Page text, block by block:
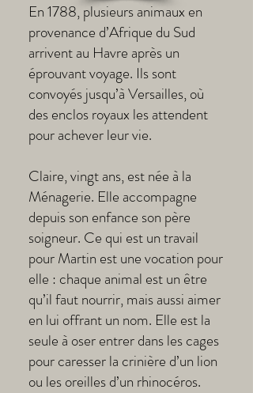
En 1788, plusieurs animaux en
provenance d’Afrique du Sud
arrivent au Havre après un
éprouvant voyage. Ils sont
convoyés jusqu’à Versailles, où
des enclos royaux les attendent
pour achever leur vie.
Claire, vingt ans, est née à la
Ménagerie. Elle accompagne
depuis son enfance son père
soigneur. Ce qui est un travail
pour Martin est une vocation pour
elle : chaque animal est un être
qu’il faut nourrir, mais aussi aimer
en lui offrant un nom. Elle est la
seule à oser entrer dans les cages
pour caresser la crinière d’un lion
ou les oreilles d’un rhinocéros.